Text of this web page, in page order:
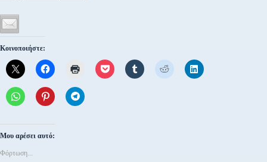
Κοινοποιήστε:
Μου αρέσει αυτό:
Φόρτωση...